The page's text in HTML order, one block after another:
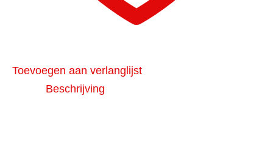
Toevoegen aan verlanglijst
Beschrijving